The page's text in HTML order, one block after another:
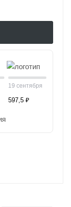
19 сентября
597,5 ₽